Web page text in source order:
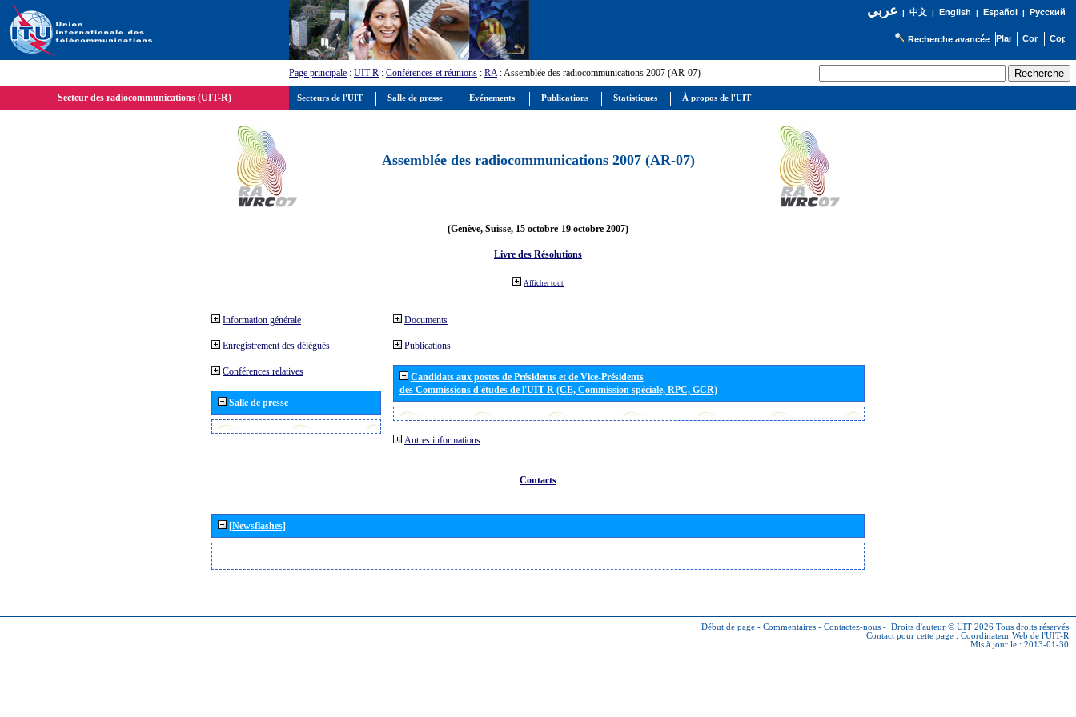
عربي| 中文| English | Español | Русский
Recherche avancée
Page principale : UIT-R : Conférences et réunions : RA: Assemblée des radiocommunications 2007 (AR-07)
Secteur des radiocommunications (UIT-R)
Assemblée des radiocommunications 2007 (AR-07)
(Genève, Suisse, 15 octobre-19 octobre 2007)
Livre des Résolutions
Afficher tout
Information générale
Enregistrement des délégués
Conférences relatives
Salle de presse
Documents
Publications
Candidats aux postes de Présidents et de Vice-Présidents
des Commissions d'études de l'UIT-R (CE, Commission spéciale, RPC, GCR)
Autres informations
Contacts
[Newsflashes]
Début de page - Commentaires - Contactez-nous - Droits d'auteur © UIT 2026 Tous droits réservés
Contact pour cette page : Coordinateur Web de l'UIT-R
Mis à jour le : 2013-01-30
Secteurs de l'UIT Salle de presse Evénements Publications Statistiques À propos de l'UIT